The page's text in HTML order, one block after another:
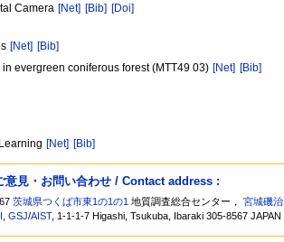
Camera [Net] [Bib] [Doi]
[Net] [Bib]
evergreen coniferous forest (MTT49 03) [Net] [Bib]
[Net] [Bib]
意見・お問い合わせ / Contact address :
茨城県つくば市東1の1の1 地質調査総合センター，宮城磯治
,GSJ/AIST, 1-1-1-7 Higashi, Tsukuba, Ibaraki 305-8567 JAPAN